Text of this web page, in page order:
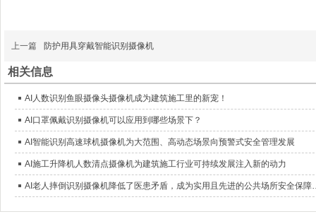
上一篇 防护用具穿戴智能识别摄像机
相关信息
AI人数识别鱼眼摄像头摄像机成为建筑施工里的新宠！
AI口罩佩戴识别摄像机可以应用到哪些场景下？
AI智能识别高速球机摄像机为大范围、高动态场景向预警式安全管理发展
AI施工升降机人数清点摄像机为建筑施工行业可持续发展注入新的动力
AI老人摔倒识别摄像机